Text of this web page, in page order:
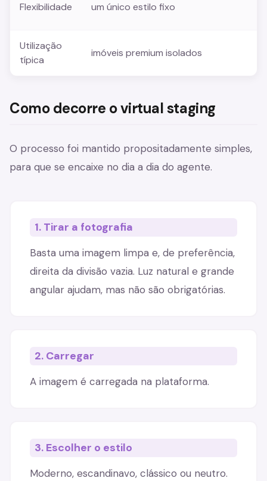
Flexibilidade um único estilo fixo
Utilização
típica
imóveis premium isolados
Como decorre o virtual staging
O processo foi mantido propositadamente simples,
para que se encaixe no dia a dia do agente.
1. Tirar a fotografia
Basta uma imagem limpa e, de preferência,
direita da divisão vazia. Luz natural e grande
angular ajudam, mas não são obrigatórias.
2. Carregar
A imagem é carregada na plataforma.
3. Escolher o estilo
Moderno, escandinavo, clássico ou neutro.